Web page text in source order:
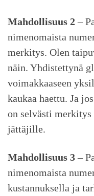
Mahdollisuus 2–
nimenomaista
merkitys. Olen
näin. Yhdistettynä
voimakkaaseen
kaukaa haettu. Ja
on selvästi
jättäjille.
Mahdollisuus 3–
nimenomaista
kustannuksella ja